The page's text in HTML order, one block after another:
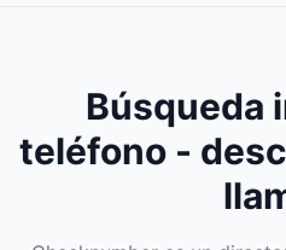
Búsqueda
teléfono -